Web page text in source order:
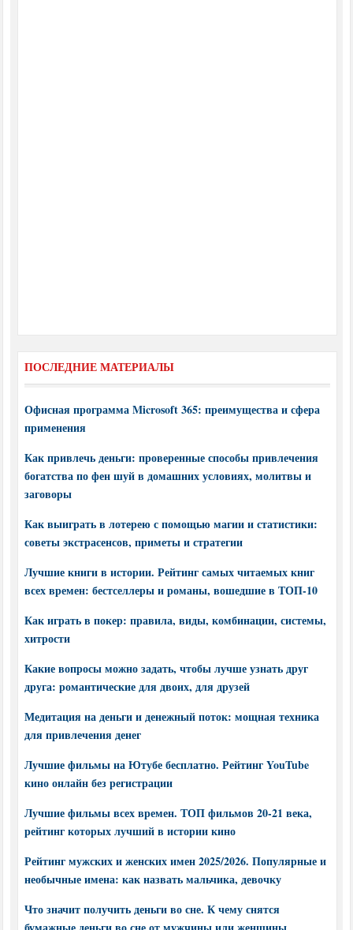
ПОСЛЕДНИЕ МАТЕРИАЛЫ
Офисная программа Microsoft 365: преимущества и сфера
применения
Как привлечь деньги: проверенные способы привлечения
богатства по фен шуй в домашних условиях, молитвы и
заговоры
Как выиграть в лотерею с помощью магии и статистики:
советы экстрасенсов, приметы и стратегии
Лучшие книги в истории. Рейтинг самых читаемых книг
всех времен: бестселлеры и романы, вошедшие в ТОП-10
Как играть в покер: правила, виды, комбинации, системы,
хитрости
Какие вопросы можно задать, чтобы лучше узнать друг
друга: романтические для двоих, для друзей
Медитация на деньги и денежный поток: мощная техника
для привлечения денег
Лучшие фильмы на Ютубе бесплатно. Рейтинг YouTube
кино онлайн без регистрации
Лучшие фильмы всех времен. ТОП фильмов 20-21 века,
рейтинг которых лучший в истории кино
Рейтинг мужских и женских имен 2025/2026. Популярные и
необычные имена: как назвать мальчика, девочку
Что значит получить деньги во сне. К чему снятся